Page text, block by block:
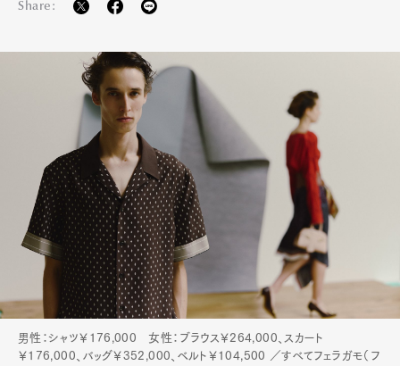
Share:
男性：シャツ￥176,000 女性：ブラウス￥264,000、スカート
￥176,000、バッグ￥352,000、ベルト￥104,500 ／すべてフェラガモ（フ